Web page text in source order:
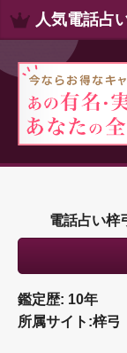
人気電話占
電話占い梓
鑑定歴: 10年
所属サイト:梓弓